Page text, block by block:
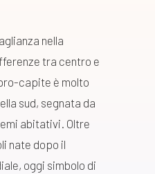
nella
tra centro e
capite è molto
sud, segnata da
abitativi. Oltre
nate dopo il
oggi simbolo di